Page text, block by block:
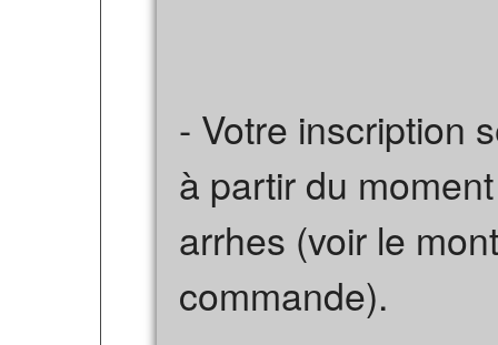
- Votre inscription
à partir du
arrhes (voir le
commande).